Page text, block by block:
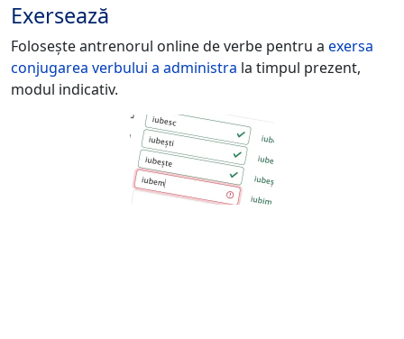
Exersează
Folosește antrenorul online de verbe pentru a exersa
conjugarea verbului a administra la timpul prezent,
modul indicativ.